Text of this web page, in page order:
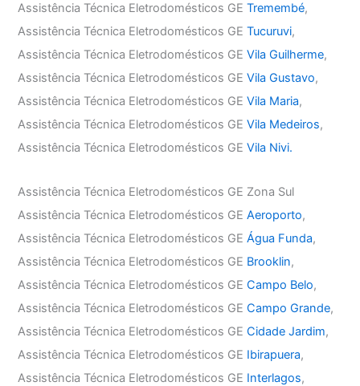
Assistência Técnica Eletrodomésticos GETremembé,
Assistência Técnica Eletrodomésticos GETucuruvi,
Assistência Técnica Eletrodomésticos GEVila Guilherme,
Assistência Técnica Eletrodomésticos GEVila Gustavo,
Assistência Técnica Eletrodomésticos GEVila Maria,
Assistência Técnica Eletrodomésticos GEVila Medeiros,
Assistência Técnica Eletrodomésticos GEVila Nivi.
Assistência Técnica Eletrodomésticos GE Zona Sul
Assistência Técnica Eletrodomésticos GEAeroporto,
Assistência Técnica Eletrodomésticos GEÁgua Funda,
Assistência Técnica Eletrodomésticos GE Brooklin,
Assistência Técnica Eletrodomésticos GECampo Belo,
Assistência Técnica Eletrodomésticos GECampo Grande,
Assistência Técnica Eletrodomésticos GECidade Jardim,
Assistência Técnica Eletrodomésticos GE Ibirapuera,
Assistência Técnica Eletrodomésticos GE Interlagos,